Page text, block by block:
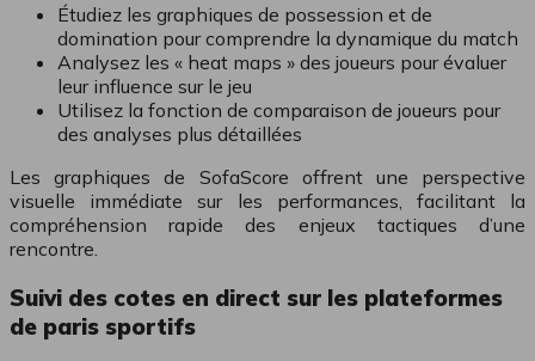
Étudiez les graphiques de possession et de
domination pour comprendre la dynamique du match
Analysez les « heat maps » des joueurs pour évaluer
leur influence sur le jeu
Utilisez la fonction de comparaison de joueurs pour
des analyses plus détaillées
Les graphiques de SofaScore offrent une perspective
visuelle immédiate sur les performances, facilitant la
compréhension rapide des enjeux tactiques d’une
rencontre.
Suivi des cotes en direct sur les plateformes
de paris sportifs